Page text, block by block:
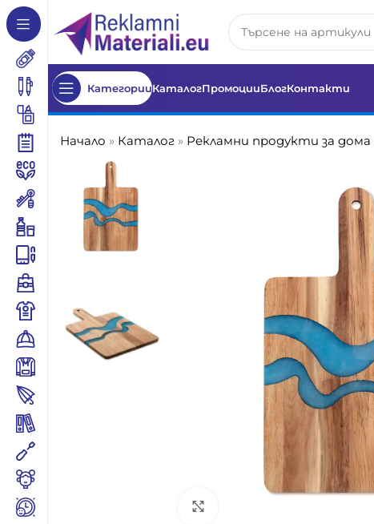
КатегорииКаталогПромоцииБлогКонтакти
Начало » Каталог » Рекламни продукти за дома